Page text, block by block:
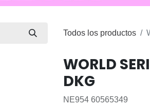
Todos los productos
WORLD
DKG
NE954 60565349